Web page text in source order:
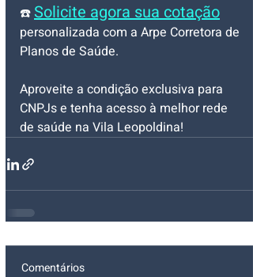
☎️ Solicite agora sua cotação
personalizada com a Arpe Corretora de
Planos de Saúde.
Aproveite a condição exclusiva para
CNPJs e tenha acesso à melhor rede
de saúde na Vila Leopoldina!
Comentários